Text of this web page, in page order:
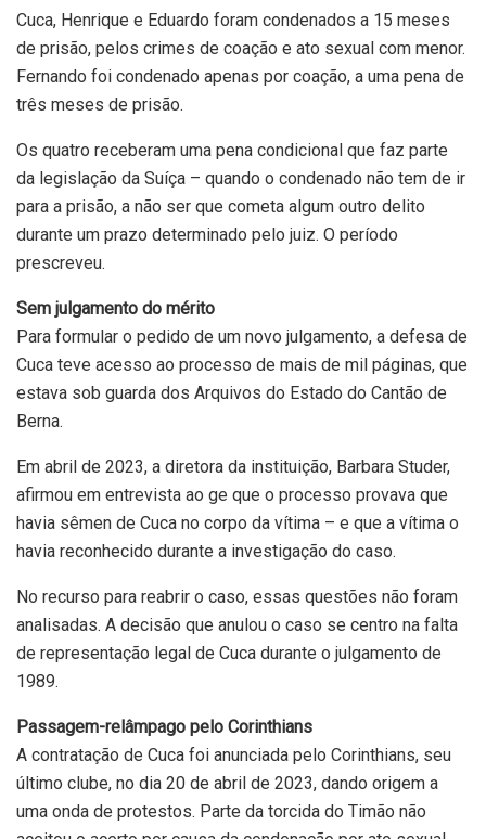
Cuca, Henrique e Eduardo foram condenados a 15 meses
de prisão, pelos crimes de coação e ato sexual com menor.
Fernando foi condenado apenas por coação, a uma pena de
três meses de prisão.
Os quatro receberam uma pena condicional que faz parte
da legislação da Suíça – quando o condenado não tem de ir
para a prisão, a não ser que cometa algum outro delito
durante um prazo determinado pelo juiz. O período
prescreveu.
Sem julgamento do mérito
Para formular o pedido de um novo julgamento, a defesa de
Cuca teve acesso ao processo de mais de mil páginas, que
estava sob guarda dos Arquivos do Estado do Cantão de
Berna.
Em abril de 2023, a diretora da instituição, Barbara Studer,
afirmou em entrevista ao ge que o processo provava que
havia sêmen de Cuca no corpo da vítima – e que a vítima o
havia reconhecido durante a investigação do caso.
No recurso para reabrir o caso, essas questões não foram
analisadas. A decisão que anulou o caso se centro na falta
de representação legal de Cuca durante o julgamento de
1989.
Passagem-relâmpago pelo Corinthians
A contratação de Cuca foi anunciada pelo Corinthians, seu
último clube, no dia 20 de abril de 2023, dando origem a
uma onda de protestos. Parte da torcida do Timão não